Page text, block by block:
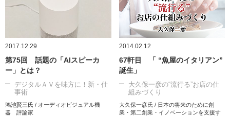
2017.12.29
第75回 話題の「AIスピーカ
ー」とは？
デジタルＡＶを味方に！新・仕
事術
鴻池賢三氏 / オーディオビジュアル機
器 評論家
2014.02.12
67軒目 「 “魚屋のイタリアン”
誕生」
大久保一彦の“流行る”お店の仕
組みづくり
大久保一彦氏 / 日本の将来のために創
業・第二創業・イノベーションを支援す